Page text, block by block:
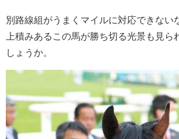
別路線組がうまくマイルに対応できない
上積みあるこの馬が勝ち切る光景も見ら
しょうか。